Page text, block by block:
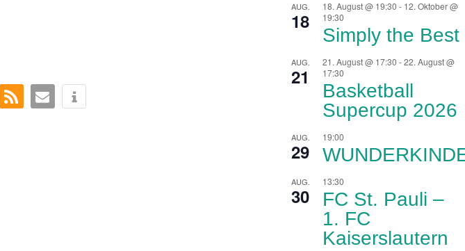
AUG.
18
18. August @ 19:30 - 12. Oktober @
19:30
Simply the Best
AUG.
21
21. August @ 17:30 -22. August @
17:30
Basketball
Supercup 2026
AUG.
29
19:00
AUG.
30
13:30
FC St. Pauli –
1. FC
Kaiserslautern